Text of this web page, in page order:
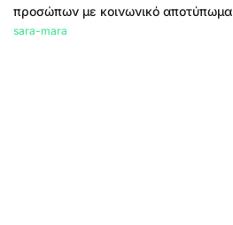
προσώπων με κοινωνικό αποτύπωμα
sara-mara